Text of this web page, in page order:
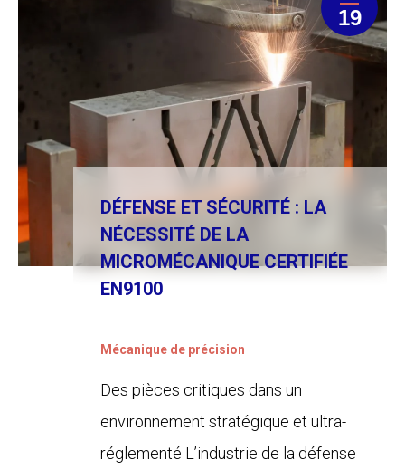
19
DÉFENSE ET SÉCURITÉ : LA
NÉCESSITÉ DE LA
MICROMÉCANIQUE CERTIFIÉE
EN9100
Mécanique de précision
Des pièces critiques dans un
environnement stratégique et ultra-
réglementé L’industrie de la défense